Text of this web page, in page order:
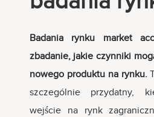
Badania rynku market
zbadanie, jakie czynniki
nowego produktu na rynku.
szczególnie przydatny,
wejście na rynk